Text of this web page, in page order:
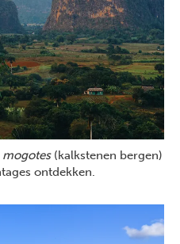
mogotes(kalkstenen bergen)
ontdekken.